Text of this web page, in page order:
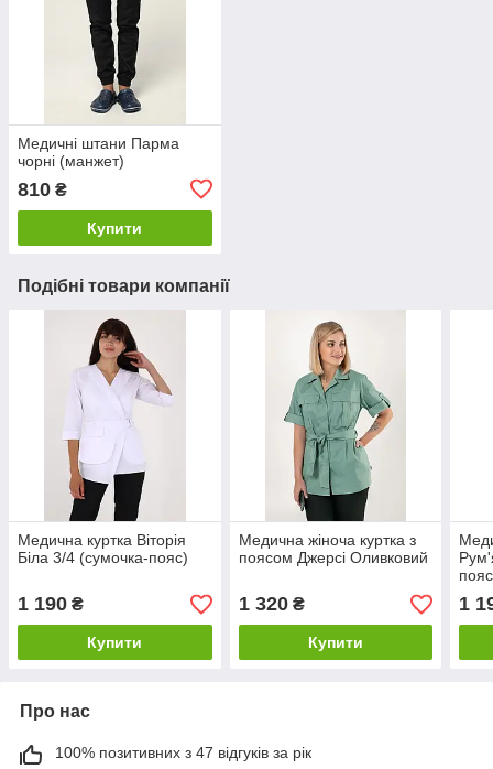
Медичні штани Парма
чорні (манжет)
810 ₴
Купити
Подібні товари компанії
Медична куртка Віторія
Біла 3/4 (сумочка-пояс)
1 190 ₴
Купити
Медична жіноча куртка з
поясом Джерсі Оливковий
1 320₴
Купити
1
Про нас
100% позитивних з 47 відгуків за рік